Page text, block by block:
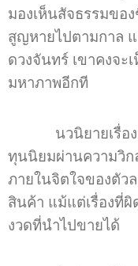
มองเห็นสัจธรรมขอ
สูญหายไปตามกาล
ดวงจันทร์ เขาคงจะ
มหาภาพอีกที
นวนิยายเรื่องนี้
ทุนนิยมผ่านความวิก
ภายในจิตใจของตัว
สินค้า แม้แต่เรื่องที่ผิ
งวดที่นำไปขายได้